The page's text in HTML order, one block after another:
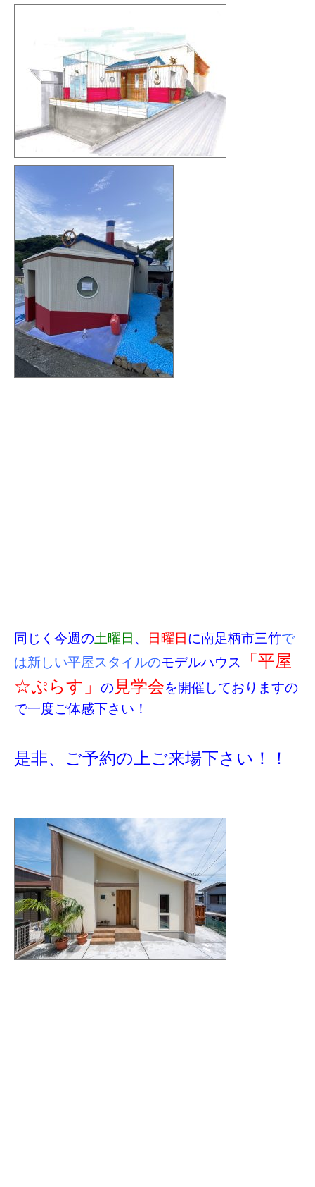
同じく今週の土曜日 、 日曜日 に南足柄市三竹で
は新しい平屋スタイルのモデルハウス
「平屋
☆ぷらす」
の 見学会を開催しておりますの
で一度ご体感下さい！
是非、ご予約の上ご来場下さい！！